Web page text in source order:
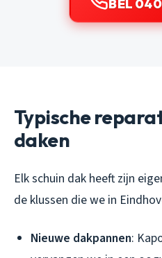
BEL
Typische
daken
Elk schuin dak heeft zijn
de klussen die we in
Nieuwe dakpannen: